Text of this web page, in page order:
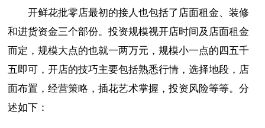
开鲜花批零店最初的接人也包括了店面租金、装修
和进货资金三个部份。投资规模视开店时间及店面租金
而定，规模大点的也就一两万元，规模小一点的四五千
五即可，开店的技巧主要包括熟悉行情，选择地段，店
面布置，经营策略，插花艺术掌握，投资风险等等。分
述如下：